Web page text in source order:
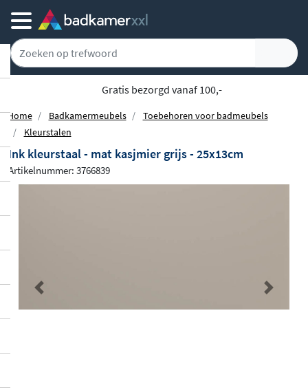
5779 klanten geven ons een 9.1
Home Badkamermeubels
Toebehoren voor badmeubels
Kleurstalen
Ink kleurstaal - mat kasjmier grijs - 25x13cm
Artikelnummer: 3766839
Previous Next